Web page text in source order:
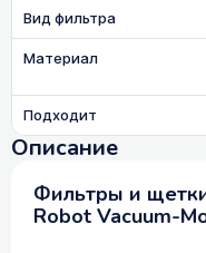
Вид фильтра
Материал
Подходит
Описание
Фильтры и
Robot Vacuum-